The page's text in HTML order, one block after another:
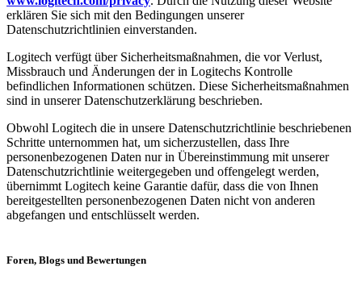
erklären Sie sich mit den Bedingungen unserer
Datenschutzrichtlinien einverstanden.
Logitech verfügt über Sicherheitsmaßnahmen, die vor Verlust,
Missbrauch und Änderungen der in Logitechs Kontrolle
befindlichen Informationen schützen. Diese Sicherheitsmaßnahmen
sind in unserer Datenschutzerklärung beschrieben.
Obwohl Logitech die in unsere Datenschutzrichtlinie beschriebenen
Schritte unternommen hat, um sicherzustellen, dass Ihre
personenbezogenen Daten nur in Übereinstimmung mit unserer
Datenschutzrichtlinie weitergegeben und offengelegt werden,
übernimmt Logitech keine Garantie dafür, dass die von Ihnen
bereitgestellten personenbezogenen Daten nicht von anderen
abgefangen und entschlüsselt werden.
Foren, Blogs und Bewertungen